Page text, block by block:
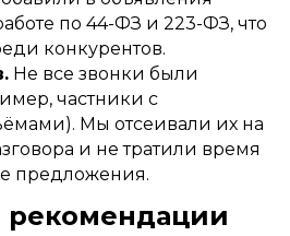
по 44-ФЗ и 223-ФЗ, что
конкурентов.
Не все звонки были
частники с
Мы отсеивали их на
и не тратили время
предложения.